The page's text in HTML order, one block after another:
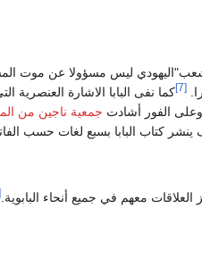
ليس مسؤولا عن موت
[7]
كما نفى البابا الاشارة العنصرية
الفور أشادت جمعية ناجين من
ينشر كتاب البابا بسبع لغات حسب
معهم في جميع أنحاء البابوية.